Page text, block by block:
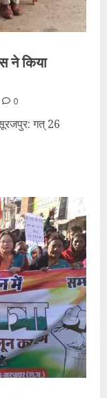
ने किया
0
गत् 26